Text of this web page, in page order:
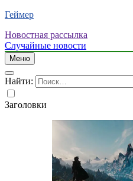
Геймер
Новостная рассылка
Случайные новости
Меню
Найти:
Заголовки